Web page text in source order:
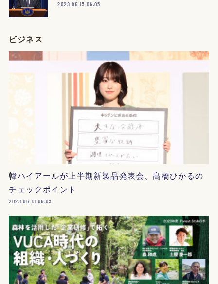
2023.06.15 06:05
ビジネス
韓ハイアールが上半期新製品発表会、髙橋ひかるの
チェックポイント
2023.06.13 06:05